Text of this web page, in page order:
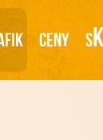
Ceny S